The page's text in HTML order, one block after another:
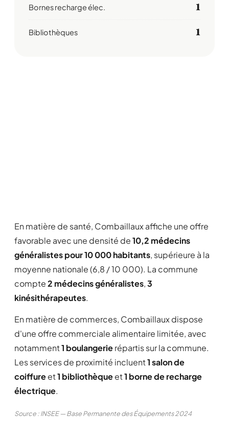
Bornes recharge élec. 1
Bibliothèques 1
En matière de santé, Combaillaux affiche une offre
favorable avec une densité de10,2 médecins
généralistes pour 10 000 habitants, supérieure à la
moyenne nationale (6,8 / 10 000). La commune
compte2 médecins généralistes,3
kinésithérapeutes.
En matière de commerces, Combaillaux dispose
d'une offre commerciale alimentaire limitée, avec
notamment1 boulangerierépartis sur la commune.
Les services de proximité incluent1 salon de
coiffureet1 bibliothèqueet1 borne de recharge
électrique.
Source : INSEE — Base Permanente des Équipements 2024